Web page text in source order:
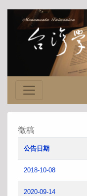
徵稿
公告日期
2018-10-08
2020-09-14